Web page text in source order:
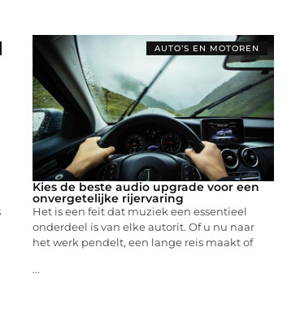
AUTO’S EN MOTOREN
Kies de beste audio upgrade voor een
onvergetelijke rijervaring
Het is een feit dat muziek een essentieel
onderdeel is van elke autorit. Of u nu naar
het werk pendelt, een lange reis maakt of
...